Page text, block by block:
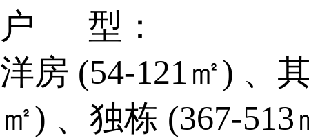
户 型：
洋房 (54-121㎡) 、
㎡) 、独栋 (367-513